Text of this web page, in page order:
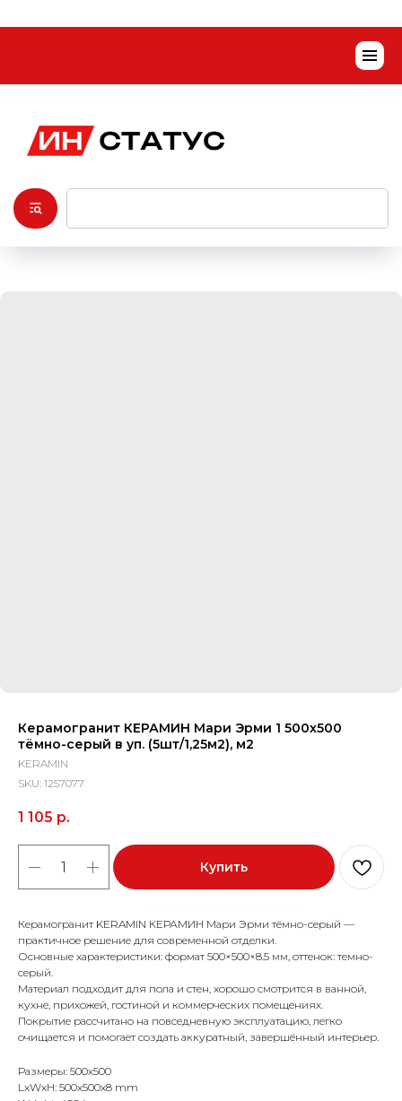
Керамогранит КЕРАМИН Мари Эрми 1 500х500
тёмно-серый в уп. (5шт/1,25м2), м2
KERAMIN
SKU: 1257077
1 105 р.
Купить
Керамогранит KERAMIN КЕРАМИН Мари Эрми тёмно-серый —
практичное решение для современной отделки.
Основные характеристики: формат 500×500×8.5 мм, оттенок: темно-
серый.
Материал подходит для пола и стен, хорошо смотрится в ванной,
кухне, прихожей, гостиной и коммерческих помещениях.
Покрытие рассчитано на повседневную эксплуатацию, легко
очищается и помогает создать аккуратный, завершённый интерьер.
Размеры: 500x500
LxWxH: 500x500x8 mm